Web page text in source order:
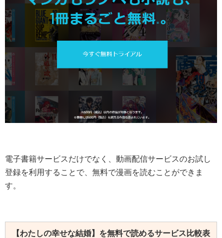
電子書籍サービスだけでなく、動画配信サービスのお試し
登録を利用することで、無料で漫画を読むことができま
す。
【わたしの幸せな結婚】を無料で読めるサービス比較表